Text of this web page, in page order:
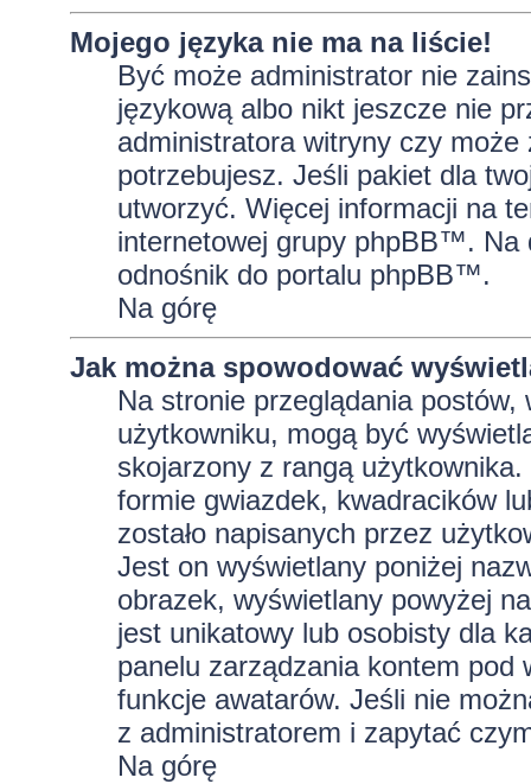
Mojego języka nie ma na liście!
Być może administrator nie
językową albo nikt jeszcze nie
administratora witryny czy
potrzebujesz. Jeśli pakiet dla
utworzyć. Więcej informacji na
internetowej grupy phpBB™. Na
odnośnik do portalu phpBB™.
Na górę
Jak można spowodować
Na stronie przeglądania
użytkowniku, mogą być
skojarzony z rangą
formie gwiazdek, kwadracików
zostało napisanych przez
Jest on wyświetlany poniżej
obrazek, wyświetlany powyżej
jest unikatowy lub osobisty dla
panelu zarządzania kontem pod
funkcje awatarów. Jeśli nie
z administratorem i zapytać
Na górę